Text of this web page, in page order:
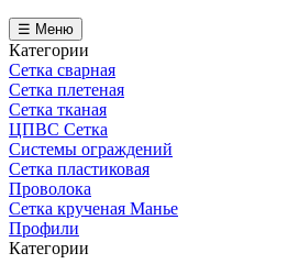
☰ Меню
Категории
Сетка сварная
Сетка плетеная
Сетка тканая
ЦПВС Сетка
Системы ограждений
Сетка пластиковая
Проволока
Сетка крученая Манье
Профили
Категории